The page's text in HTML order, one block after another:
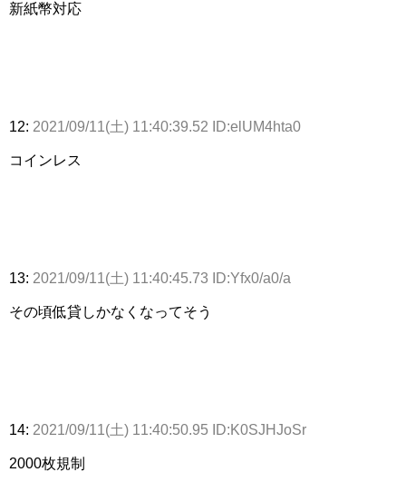
新紙幣対応
12: 2021/09/11(土) 11:40:39.52 ID:elUM4hta0
コインレス
13: 2021/09/11(土) 11:40:45.73 ID:Yfx0/a0/a
その頃低貸しかなくなってそう
14: 2021/09/11(土) 11:40:50.95 ID:K0SJHJoSr
2000枚規制